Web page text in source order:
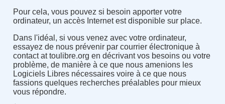
Pour cela, vous pouvez si besoin apporter votre
ordinateur, un accès Internet est disponible sur place.
Dans l'idéal, si vous venez avec votre ordinateur,
essayez de nous prévenir par courrier électronique à
contact at toulibre.org en décrivant vos besoins ou votre
problème, de manière à ce que nous amenions les
Logiciels Libres nécessaires voire à ce que nous
fassions quelques recherches préalables pour mieux
vous répondre.